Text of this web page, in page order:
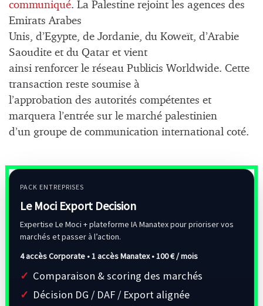
communiqué. La Palestine rejoint les agences des
Emirats Arabes
Unis, d’Egypte, de Jordanie, du Koweït, d’Arabie
Saoudite et du Qatar et vient
ainsi renforcer le réseau Publicis Worldwide. Cette
transaction reste soumise à
l’approbation des autorités compétentes et
marquera l’entrée sur le marché palestinien
d’un groupe de communication international coté.
PACK ENTREPRISES
Le Moci Export Decision
Expertise Le Moci + plateforme IA Manatex pour prioriser vos
marchés et passer à l’action.
4 accès Corporate • 1 accès Manatex •100 € / mois
Comparaison & scoring des marchés
Décision DG / DAF / Export alignée